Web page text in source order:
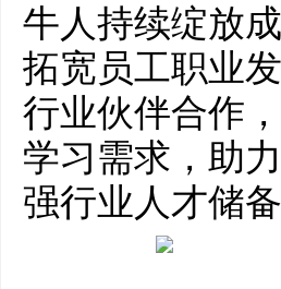
牛人持续绽放
拓宽员工职业
行业伙伴合作
学习需求，助
强行业人才储备